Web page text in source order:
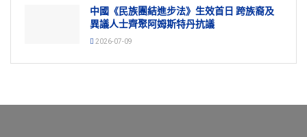
中國《民族團結進步法》生效首日 跨族裔及
異議人士齊聚阿姆斯特丹抗議
2026-07-09